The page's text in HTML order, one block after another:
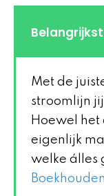
Met de
stroomlijn
Hoewel het
eigenlijk
welke álles
Boekhouden